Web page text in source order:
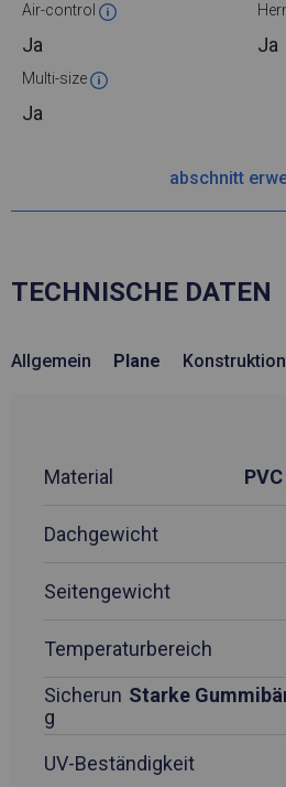
Air-control
Ja Ja
Multi-size
Ja
abschnitt
TECHNISCHE DATEN
Allgemein Plane
Material
Dachgewicht
Seitengewicht
Temperaturbereich
Sicherun
g
Starke
UV-Beständigkeit